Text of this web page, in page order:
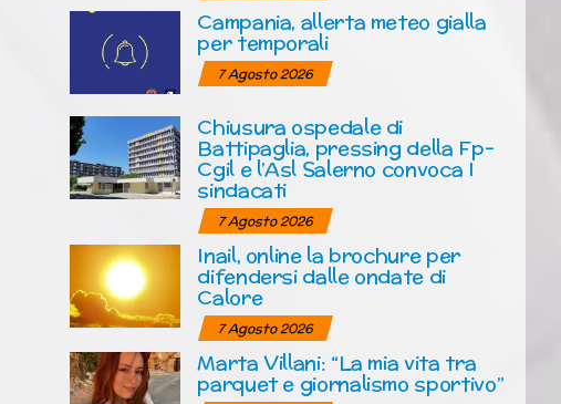
Campania, allerta meteo gialla
per temporali
7 Agosto 2026
Chiusura ospedale di
Battipaglia, pressing della Fp-
Cgil e l’Asl Salerno convoca I
sindacati
7 Agosto 2026
Inail, online la brochure per
difendersi dalle ondate di
Calore
7 Agosto 2026
Marta Villani: “La mia vita tra
parquet e giornalismo sportivo”